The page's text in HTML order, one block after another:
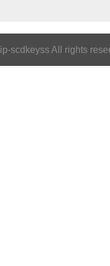
scdkeyss All rights